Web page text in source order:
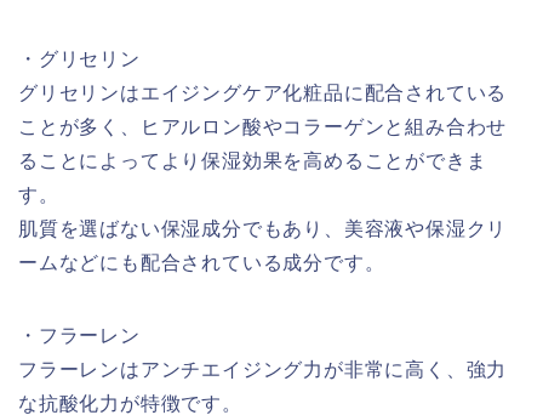
・グリセリン
グリセリンはエイジングケア化粧品に配合されている
ことが多く、ヒアルロン酸やコラーゲンと組み合わせ
ることによってより保湿効果を高めることができま
す。
肌質を選ばない保湿成分でもあり、美容液や保湿クリ
ームなどにも配合されている成分です。
・フラーレン
フラーレンはアンチエイジング力が非常に高く、強力
な抗酸化力が特徴です。